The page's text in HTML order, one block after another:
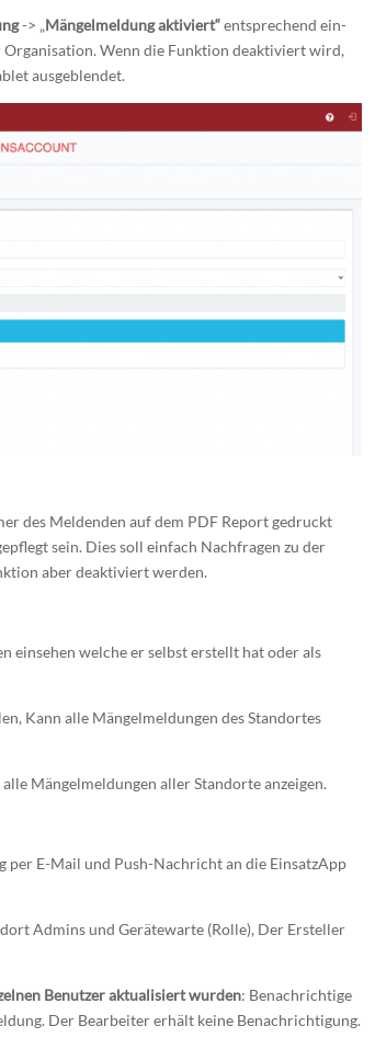
-> „Mängelmeldung aktiviert“entsprechend ein-
Wenn die Funktion deaktiviert wird,
ausgeblendet.
des Meldenden auf dem PDF Report gedruckt
sein. Dies soll einfach Nachfragen zu der
aber deaktiviert werden.
einsehen welche er selbst erstellt hat oder als
Kann alle Mängelmeldungen des Standortes
Mängelmeldungen aller Standorte anzeigen.
E-Mail und Push-Nachricht an die EinsatzApp
Admins und Gerätewarte (Rolle), Der Ersteller
Benutzer aktualisiert wurden: Benachrichtige
Der Bearbeiter erhält keine Benachrichtigung.